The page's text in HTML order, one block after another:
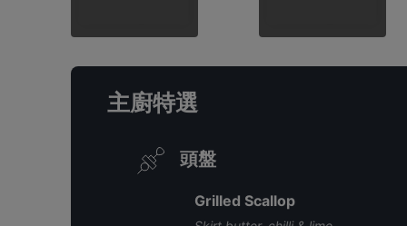
主廚特選
頭盤
Grilled Scallop